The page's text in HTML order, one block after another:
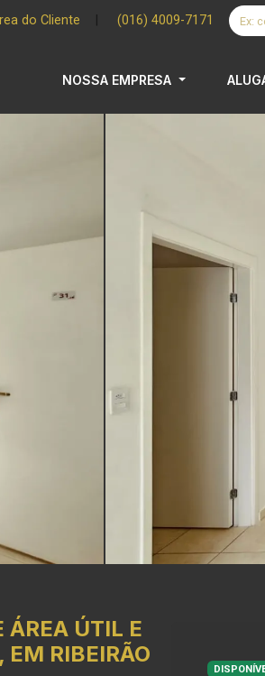
do Cliente (016) 4009-7171
NOSSA EMPRESA
ÚTIL E
RIBEIRÃO